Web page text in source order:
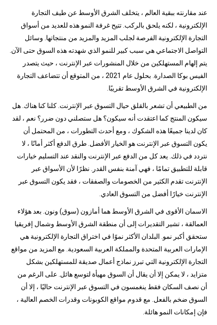
عند مقارنته ببقية العالم ، يتخلف الشرق الأوسط عن طيف التجارة
الإلكترونية ، لكنه يلحق بالركب. تتيح غرفة النمو هذه للعديد من أسواق
التجارة الإلكترونية الفرصة لجلب المزيد والمزيد من منتجاتها. وسائل
التواصل الاجتماعي هي سبب كبير للنمو الذي شهدته هذه السوق حتى الآن.
يتم إلهام المستهلكين من خلال المنشورات عبر الإنترنت ، حيث يتصدر
الفيس بوكا الصدارة. بحلول عام 2021 ، من المتوقع أن تتضاعف التجارة
الإلكترونية في الشرق الأوسط تقريبًا.
من الطبيعي أن تشعر بالقلق حيال التسوق عبر الإنترنت. كلنا كنا هناك. هل
سيكون المنتج كما اعتقدت أنه سيكون؟ هل ستصلني دون ضرر؟ نعم ، لقد
كان لدينا جميعًا هذه الشكوك ، ومع أحدث التطورات ، من المحتمل أن
يكون التسوق عبر الإنترنت هو الخيار الأفضل. طرق الدفع أكثر أمانًا ، لا
نتردد في ذلك. يعد كل من الدفع عبر الإنترنت والنقد عند التسليم خيارات
قابلة للتطبيق تمامًا ، فهي آمنة بنفس القدر. نظرًا لأن الأسواق عبر
الإنترنت تقدم الكثير من الخصومات والصفقات ، فقد يكون التسوق عبر
الإنترنت خيارًا أفضل من التسوق العادي.
الاسمان الأقوى في الشرق الأوسط هما أمازون (سوق) ونون. بعد هؤلاء
العمالقة ، تشير التقديرات إلى أن منطقة الشرق الأوسط وشمال إفريقيا
ستحقق أكبر نمو. البلدان الأكثر نموًا في اختراق التجارة الإلكترونية هي
الإمارات العربية المتحدة والمملكة العربية السعودية. مع المزيد من مواقع
التجارة الإلكترونية التي تبرز نماذج أعمال صديقة للمستهلكين بشكل
متزايد ، لا يمكن إلا أن يقال أن السوق مهيأة لتوسع هائل. على الرغم من
أن نصف السكان فقط ينغمسون في التسوق عبر الإنترنت حاليًا ، إلا أن
السوق ضخم بالفعل. مع قدوم مواقع الكوبونات وقدرات الخصم العالية ،
فإن إمكانات النمو هائلة.